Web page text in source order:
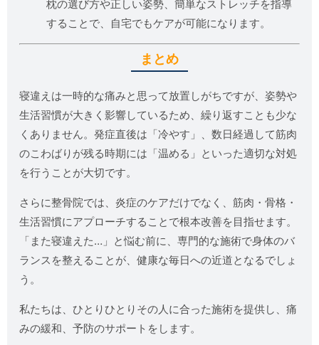
枕の選び方や正しい姿勢、簡単なストレッチを指導
することで、自宅でもケアが可能になります。
まとめ
寝違えは一時的な痛みと思って放置しがちですが、姿勢や
生活習慣が大きく影響しているため、繰り返すことも少な
くありません。発症直後は「冷やす」、数日経過して筋肉
のこわばりが残る時期には「温める」といった適切な対処
を行うことが大切です。
さらに整骨院では、炎症のケアだけでなく、筋肉・骨格・
生活習慣にアプローチすることで根本改善を目指せます。
「また寝違えた…」と悩む前に、専門的な施術で身体のバ
ランスを整えることが、健康な毎日への近道となるでしょ
う。
私たちは、ひとりひとりその人に合った施術を提供し、痛
みの緩和、予防のサポートをします。